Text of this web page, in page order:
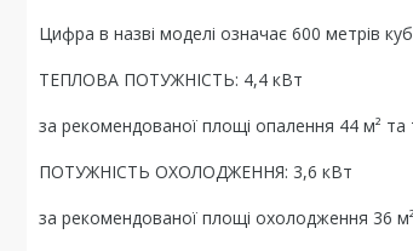
Цифра в назві моделі означає 600 метрів
ТЕПЛОВА ПОТУЖНІСТЬ: 4,4 кВт
за рекомендованої площі опалення 44 м² та
ПОТУЖНІСТЬ ОХОЛОДЖЕННЯ: 3,6 кВт
за рекомендованої площі охолодження 36